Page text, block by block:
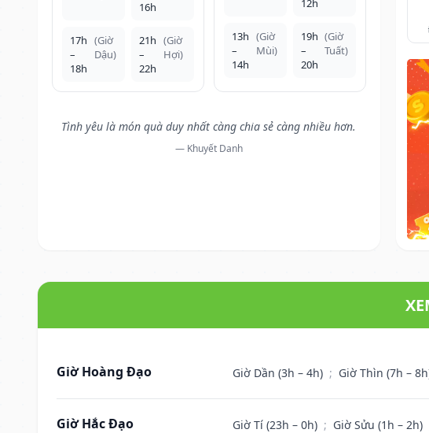
16h
17h
–
18h
(Giờ
Dậu)
21h
–
22h
(Giờ
Hợi)
13h
–
14h
(Giờ
Mùi)
19h
–
20h
(Giờ
Tuất)
Tình yêu là món quà duy nhất càng chia sẻ càng nhiều hơn.
— Khuyết Danh
Giờ Hoàng Đạo Giờ Dần (3h – 4h) ; Giờ Thìn (7h –
Giờ Hắc Đạo Giờ Tí (23h – 0h) ; Giờ Sửu (1h – 2h)